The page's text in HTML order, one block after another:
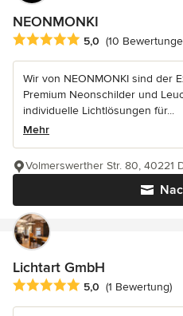
NEONMONKI
Durchschnittliche Bewertung:
5,0 (10
Wir von NEONMONKI sind der
Premium Neonschilder und
individuelle Lichtlösungen für...
Mehr
Volmerswerther Str. 80, 40221
Lichtart GmbH
Durchschnittliche Bewertung:
5,0 (1 Bewertung)